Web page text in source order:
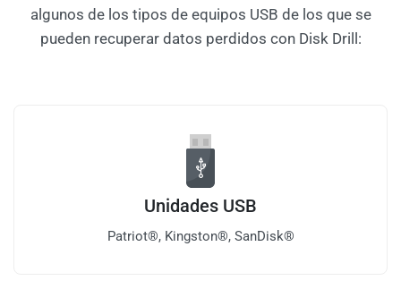
algunos de los tipos de equipos USB de los que se
pueden recuperar datos perdidos con Disk Drill:
Unidades USB
Patriot®, Kingston®, SanDisk®